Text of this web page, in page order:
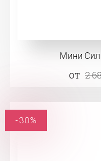
Мини
от 2
-30%